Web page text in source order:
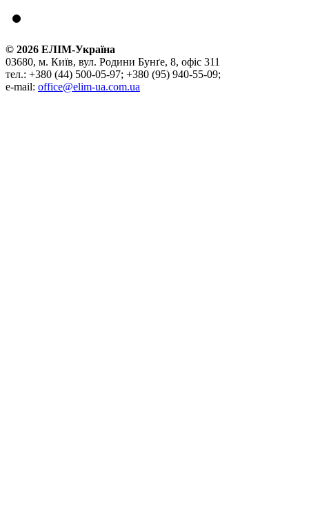
© 2026 ЕЛІМ-Україна
03680, м. Київ, вул. Родини Бунґе, 8, офіс 311
тел.: +380 (44) 500-05-97; +380 (95) 940-55-09;
e-mail: office@elim-ua.com.ua